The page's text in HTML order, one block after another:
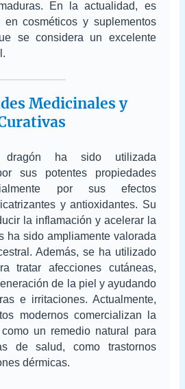
En la actualidad, es
en cosméticos y suplementos
se considera un excelente
Medicinales y
ha sido utilizada
sus potentes propiedades
por sus efectos
y antioxidantes. Su
la inflamación y acelerar la
ha sido ampliamente valorada
Además, se ha utilizado
tratar afecciones cutáneas,
de la piel y ayudando
e irritaciones. Actualmente,
modernos comercializan la
un remedio natural para
de salud, como trastornos
dérmicas.